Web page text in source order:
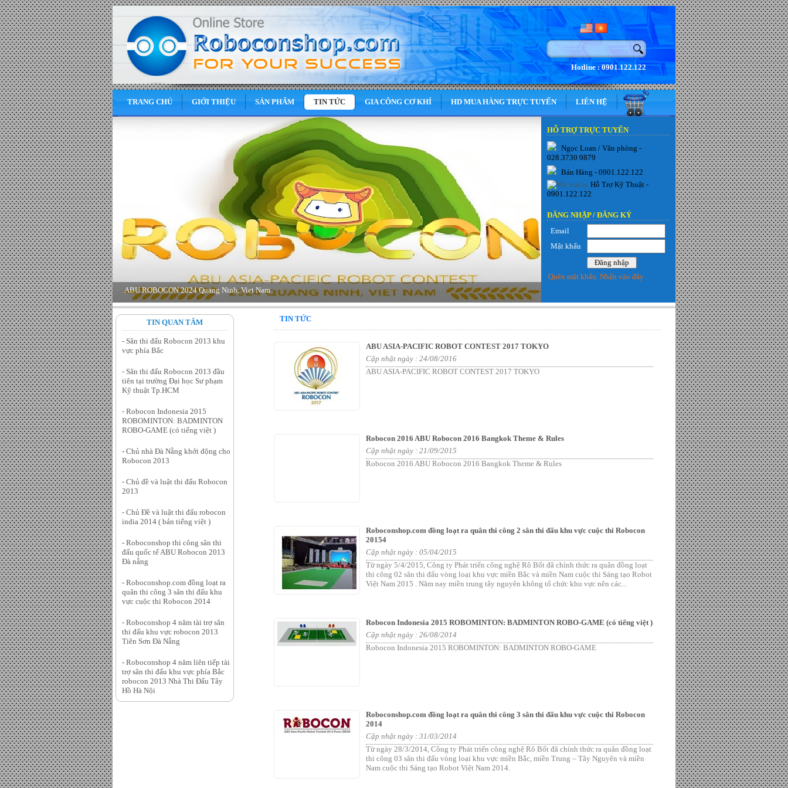
Hotline : 0901.122.122
TRANG CHỦ GIỚI THIỆU SẢN PHẨM TIN TỨC GIA CÔNG CƠ KHÍ HD MUA HÀNG TRỰC TUYẾN LIÊN HỆ
HỖ TRỢ TRỰC TUYẾN
Ngọc Loan / Văn phòng -
028.3730 9879
Bán Hàng - 0901.122.122
Hỗ Trợ Kỹ Thuật -
0901.122.122
ĐĂNG NHẬP / ĐĂNG KÝ
Email
Mật khẩu
Quên mật khẩu. Nhấn vào đây
TIN QUAN TÂM
- Sân thi đấu Robocon 2013 khu
vực phía Bắc
- Sân thi đấu Robocon 2013 đầu
tiên tại trường Đại học Sư phạm
Kỹ thuật Tp.HCM
- Robocon Indonesia 2015
ROBOMINTON: BADMINTON
ROBO-GAME (có tiếng việt )
- Chủ nhà Đà Nẵng khởi động cho
Robocon 2013
- Chủ đề và luật thi đấu Robocon
2013
- Chủ Đề và luật thi đấu robocon
india 2014 ( bản tiếng việt )
- Roboconshop thi công sân thi
đấu quốc tế ABU Robocon 2013
Đà nẵng
- Roboconshop.com đồng loạt ra
quân thi công 3 sân thi đấu khu
vực cuộc thi Robocon 2014
- Roboconshop 4 năm tài trợ sân
thi đấu khu vực robocon 2013
Tiên Sơn Đà Nẵng
- Roboconshop 4 năm liên tiếp tài
trợ sân thi đấu khu vực phía Bắc
robocon 2013 Nhà Thi Đấu Tây
Hồ Hà Nội
TIN TỨC
ABU ASIA-PACIFIC ROBOT CONTEST 2017 TOKYO
Cập nhật ngày : 24/08/2016
ABU ASIA-PACIFIC ROBOT CONTEST 2017 TOKYO
Robocon 2016 ABU Robocon 2016 Bangkok Theme & Rules
Cập nhật ngày : 21/09/2015
Robocon 2016 ABU Robocon 2016 Bangkok Theme & Rules
Roboconshop.com đồng loạt ra quân thi công 2 sân thi đấu khu vực cuộc thi Robocon
20154
Cập nhật ngày : 05/04/2015
Từ ngày 5/4/2015, Công ty Phát triển công nghệ Rô Bốt đã chính thức ra quân đồng loạt
thi công 02 sân thi đấu vòng loại khu vực miền Bắc và miền Nam cuộc thi Sáng tạo Robot
Việt Nam 2015 . Năm nay miền trung tây nguyên không tổ chức khu vực nên các...
Robocon Indonesia 2015 ROBOMINTON: BADMINTON ROBO-GAME (có tiếng việt )
Cập nhật ngày : 26/08/2014
Robocon Indonesia 2015 ROBOMINTON: BADMINTON ROBO-GAME
Roboconshop.com đồng loạt ra quân thi công 3 sân thi đấu khu vực cuộc thi Robocon
2014
Cập nhật ngày : 31/03/2014
Từ ngày 28/3/2014, Công ty Phát triển công nghệ Rô Bốt đã chính thức ra quân đồng loạt
thi công 03 sân thi đấu vòng loại khu vực miền Bắc, miền Trung – Tây Nguyên và miền
Nam cuộc thi Sáng tạo Robot Việt Nam 2014.